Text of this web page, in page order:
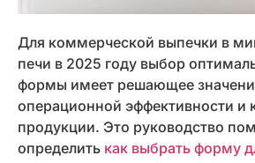
Для коммерческой выпечки в
печи в 2025 году выбор
формы имеет решающее
операционной эффективности и
продукции. Это руководство
определить как выбрать форму